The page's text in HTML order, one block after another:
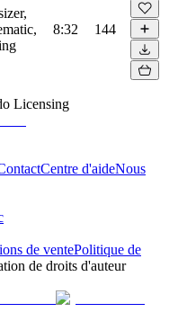
8:32 144
Licensing
Centre d'aideNous
de ventePolitique de
de droits d'auteur